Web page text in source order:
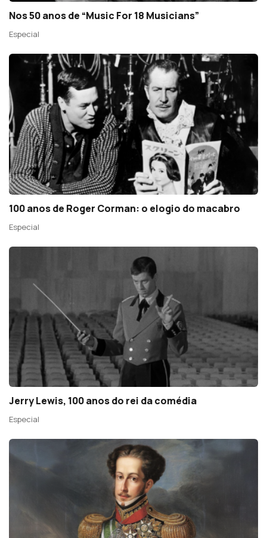
Nos 50 anos de “Music For 18 Musicians”
Especial
100 anos de Roger Corman: o elogio do macabro
Especial
Jerry Lewis, 100 anos do rei da comédia
Especial